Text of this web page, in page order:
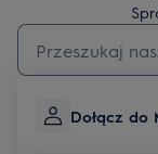
Wpisz, aby wyszukać
Dołącz do